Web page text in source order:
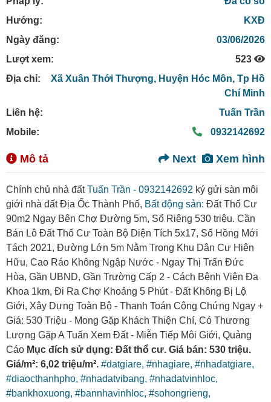
Hướng:
KXĐ
Ngày đăng:
03/06/2026
Lượt xem:
523
Địa chỉ:
Xã Xuân Thới Thượng, Huyện Hóc Môn, Tp Hồ
Chí Minh
Liên hệ:
Tuấn Trần
Mobile:
0932142692
Mô tả Xem hình
Next
Chính chủ nhà đấtTuấn Trần - 0932142692 ký gửi sàn môi
giới nhà đất Địa Ốc Thành Phố, Bất động sản: Đất Thổ Cư
90m2 Ngay Bên Chợ Đường 5m, Sổ Riêng 530 triệu. Cần
Bán Lô Đất Thổ Cư Toàn Bộ Diện Tích 5x17, Sổ Hồng Mới
Tách 2021, Đường Lớn 5m Nằm Trong Khu Dân Cư Hiện
Hữu, Cao Ráo Không Ngập Nước - Ngay Thị Trấn Đức
Hòa, Gần UBND, Gần Trường Cấp 2 - Cách Bệnh Viện Đa
Khoa 1km, Đi Ra Chợ Khoảng 5 Phút - Đất Không Bị Lộ
Giới, Xây Dựng Toàn Bộ - Thanh Toán Công Chứng Ngay +
Giá: 530 Triệu - Mong Gặp Khách Thiện Chí, Có Thương
Lượng Gặp A Tuấn Xem Đất - Miễn Tiếp Môi Giới, Quảng
Cáo Mục đích sử dụng: Đất thổ cư. Giá bán: 530 triệu.
Giá/m²: 6,02 triệu/m². #datgiare, #nhagiare, #nhadatgiare,
#diaocthanhpho, #nhadatvibang, #nhadatvinhloc,
#bankhoxuong, #bannhavinhloc, #sohongrieng,